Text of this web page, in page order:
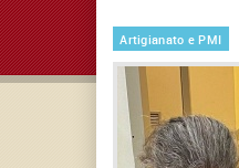
Artigianato e PMI